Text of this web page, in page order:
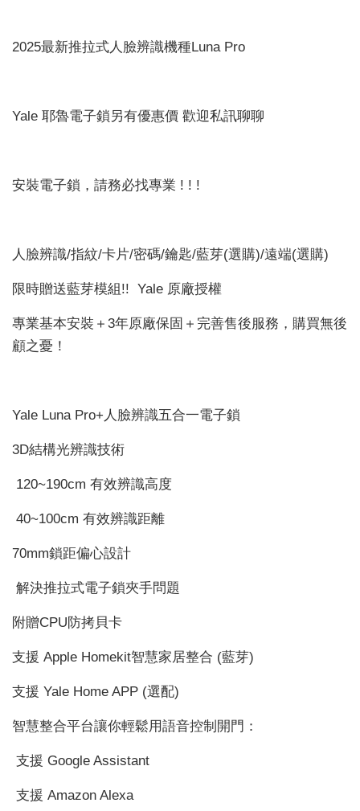
2025最新推拉式人臉辨識機種Luna Pro
Yale 耶魯電子鎖另有優惠價 歡迎私訊聊聊
安裝電子鎖，請務必找專業 ! ! !
人臉辨識/指紋/卡片/密碼/鑰匙/藍芽(選購)/遠端(選購)
限時贈送藍芽模組!! Yale 原廠授權
專業基本安裝＋3年原廠保固＋完善售後服務，購買無後
顧之憂！
Yale Luna Pro+人臉辨識五合一電子鎖
3D結構光辨識技術
120~190cm 有效辨識高度
40~100cm 有效辨識距離
70mm鎖距偏心設計
解決推拉式電子鎖夾手問題
附贈CPU防拷貝卡
支援 Apple Homekit智慧家居整合 (藍芽)
支援 Yale Home APP (選配)
智慧整合平台讓你輕鬆用語音控制開門：
支援 Google Assistant
支援 Amazon Alexa